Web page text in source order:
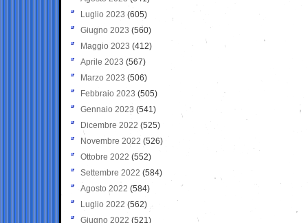
Luglio 2023 (605)
Giugno 2023 (560)
Maggio 2023 (412)
Aprile 2023 (567)
Marzo 2023 (506)
Febbraio 2023 (505)
Gennaio 2023 (541)
Dicembre 2022 (525)
Novembre 2022 (526)
Ottobre 2022 (552)
Settembre 2022 (584)
Agosto 2022 (584)
Luglio 2022 (562)
Giugno 2022 (521)